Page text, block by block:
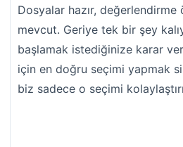
Dosyalar hazır,
mevcut. Geriye tek bir şey
başlamak istediğinize karar
için en doğru seçimi yapmak
biz sadece o seçimi